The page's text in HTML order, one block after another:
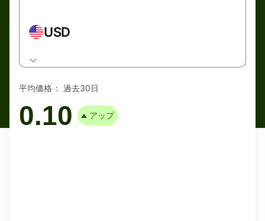
USD
平均価格： 過去30日
0.10 アップ